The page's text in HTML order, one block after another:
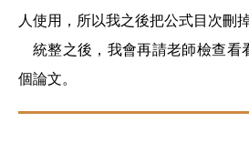
人使用，所以我之後把公式目次刪掉
統整之後，我會再請老師檢查看
個論文。